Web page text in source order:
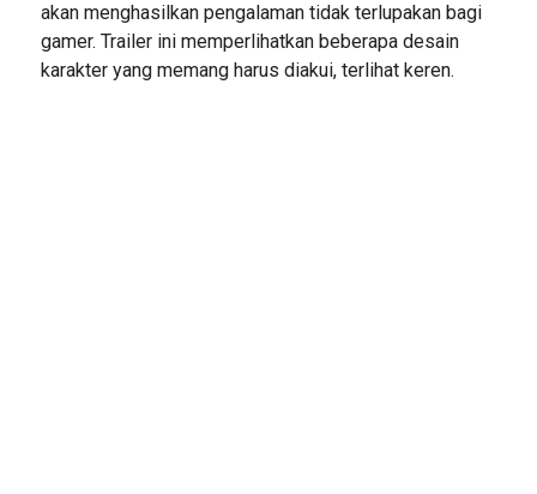
akan menghasilkan pengalaman tidak terlupakan bagi
gamer. Trailer ini memperlihatkan beberapa desain
karakter yang memang harus diakui, terlihat keren.